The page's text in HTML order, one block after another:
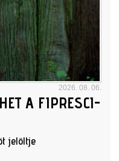
2026. 08. 06.
A FIPRESCI-
jelöltje